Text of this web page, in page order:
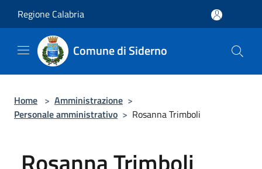
Regione Calabria
Comune di Siderno
Home > Amministrazione >
Personale amministrativo > Rosanna Trimboli